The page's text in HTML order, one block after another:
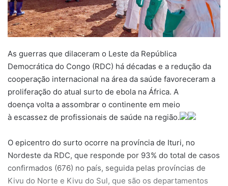
As guerras que dilaceram o Leste da República
Democrática do Congo (RDC) há décadas e a redução da
cooperação internacional na área da saúde favoreceram a
proliferação do atual surto de ebola na África. A
doença volta a assombrar o continente em meio
à escassez de profissionais de saúde na região.
O epicentro do surto ocorre na província de Ituri, no
Nordeste da RDC, que responde por 93% do total de casos
confirmados (676) no país, seguida pelas províncias de
Kivu do Norte e Kivu do Sul, que são os departamentos